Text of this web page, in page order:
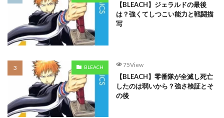
【BLEACH】ジェラルドの最後
は？強くてしつこい能力と戦闘描
写
BLEACH 75View
【BLEACH】零番隊が全滅し死亡
したのは弱いから？強さ検証とそ
の後